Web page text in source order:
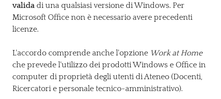
validadi una qualsiasi versione di Windows. Per
Microsoft Office non è necessario avere precedenti
licenze.
L'accordo comprende anche l'opzione Work at Home
che prevede l'utilizzo dei prodotti Windows e Office in
computer di proprietà degli utenti di Ateneo (Docenti,
Ricercatori e personale tecnico-amministrativo).